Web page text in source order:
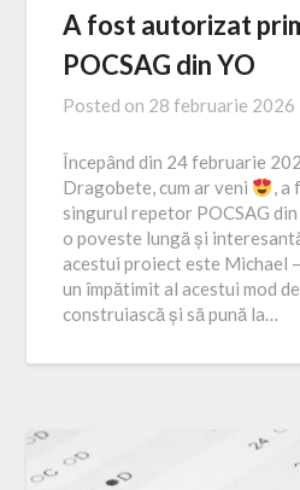
A fost autorizat
POCSAG din YO
Posted on 28 februarie 2026
Începând din 24 februarie
Dragobete, cum ar veni
, a
singurul repetor POCSAG
o poveste lungă și
acestui proiect este Michael
un împătimit al acestui mod
construiască și să pună la…